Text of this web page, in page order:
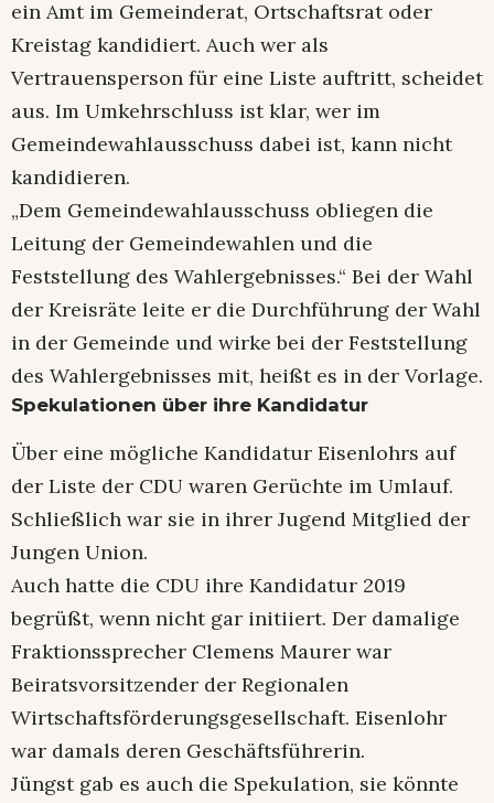
ein Amt im Gemeinderat, Ortschaftsrat oder
Kreistag kandidiert. Auch wer als
Vertrauensperson für eine Liste auftritt, scheidet
aus. Im Umkehrschluss ist klar, wer im
Gemeindewahlausschuss dabei ist, kann nicht
kandidieren.
„Dem Gemeindewahlausschuss obliegen die
Leitung der Gemeindewahlen und die
Feststellung des Wahlergebnisses.“ Bei der Wahl
der Kreisräte leite er die Durchführung der Wahl
in der Gemeinde und wirke bei der Feststellung
des Wahlergebnisses mit, heißt es in der Vorlage.
Spekulationen über ihre Kandidatur
Über eine mögliche Kandidatur Eisenlohrs auf
der Liste der CDU waren Gerüchte im Umlauf.
Schließlich war sie in ihrer Jugend Mitglied der
Jungen Union.
Auch hatte die CDU ihre Kandidatur 2019
begrüßt, wenn nicht gar initiiert. Der damalige
Fraktionssprecher Clemens Maurer war
Beiratsvorsitzender der Regionalen
Wirtschaftsförderungsgesellschaft. Eisenlohr
war damals deren Geschäftsführerin.
Jüngst gab es auch die Spekulation, sie könnte